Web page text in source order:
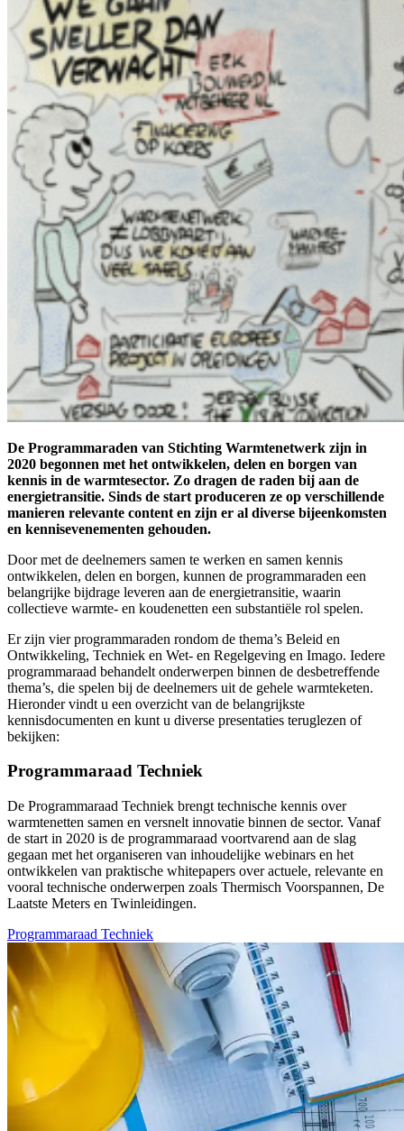
De Programmaraden van Stichting Warmtenetwerk zijn in
2020 begonnen met het ontwikkelen, delen en borgen van
kennis in de warmtesector. Zo dragen de raden bij aan de
energietransitie. Sinds de start produceren ze op verschillende
manieren relevante content en zijn er al diverse bijeenkomsten
en kennisevenementen gehouden.
Door met de deelnemers samen te werken en samen kennis
ontwikkelen, delen en borgen, kunnen de programmaraden een
belangrijke bijdrage leveren aan de energietransitie, waarin
collectieve warmte- en koudenetten een substantiële rol spelen.
Er zijn vier programmaraden rondom de thema’s Beleid en
Ontwikkeling, Techniek en Wet- en Regelgeving en Imago. Iedere
programmaraad behandelt onderwerpen binnen de desbetreffende
thema’s, die spelen bij de deelnemers uit de gehele warmteketen.
Hieronder vindt u een overzicht van de belangrijkste
kennisdocumenten en kunt u diverse presentaties teruglezen of
bekijken:
Programmaraad Techniek
De Programmaraad Techniek brengt technische kennis over
warmtenetten samen en versnelt innovatie binnen de sector. Vanaf
de start in 2020 is de programmaraad voortvarend aan de slag
gegaan met het organiseren van inhoudelijke webinars en het
ontwikkelen van praktische whitepapers over actuele, relevante en
vooral technische onderwerpen zoals Thermisch Voorspannen, De
Laatste Meters en Twinleidingen.
Programmaraad Techniek